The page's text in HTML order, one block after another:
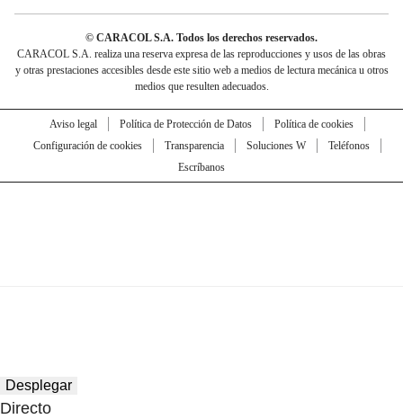
© CARACOL S.A. Todos los derechos reservados.
CARACOL S.A. realiza una reserva expresa de las reproducciones y usos de las obras
y otras prestaciones accesibles desde este sitio web a medios de lectura mecánica u otros
medios que resulten adecuados.
Aviso legal Política de Protección de Datos
Política de cookies
Configuración de cookies
Transparencia Soluciones W
Teléfonos
Escríbanos
Desplegar
Directo